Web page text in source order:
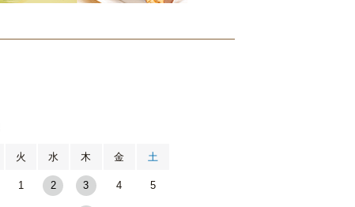
火 水 木 金 土
1 2 3 4 5